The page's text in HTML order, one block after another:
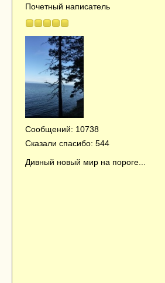
Почетный написатель
Сообщений: 10738
Сказали спасибо: 544
Дивный новый мир на пороге...